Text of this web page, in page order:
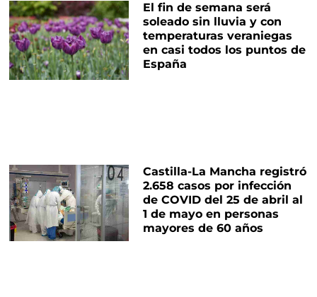
El fin de semana será
soleado sin lluvia y con
temperaturas veraniegas
en casi todos los puntos de
España
Castilla-La Mancha registró
2.658 casos por infección
de COVID del 25 de abril al
1 de mayo en personas
mayores de 60 años